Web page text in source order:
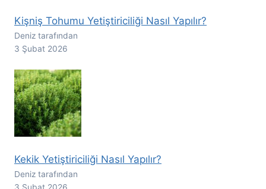
Kişniş Tohumu Yetiştiriciliği Nasıl Yapılır?
Deniz tarafından
3 Şubat 2026
Kekik Yetiştiriciliği Nasıl Yapılır?
Deniz tarafından